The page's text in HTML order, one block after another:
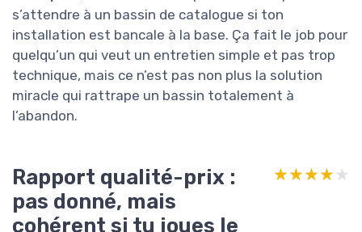
s’attendre à un bassin de catalogue si ton
installation est bancale à la base. Ça fait le job pour
quelqu’un qui veut un entretien simple et pas trop
technique, mais ce n’est pas non plus la solution
miracle qui rattrape un bassin totalement à
l’abandon.
Rapport qualité-prix :
pas donné, mais
cohérent si tu joues le
★★★★★
★★★★★